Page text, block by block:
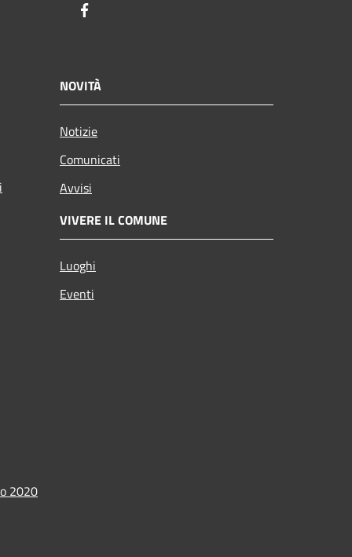
NOVITÀ
Notizie
Comunicati
Avvisi
VIVERE IL COMUNE
Luoghi
Eventi
2020